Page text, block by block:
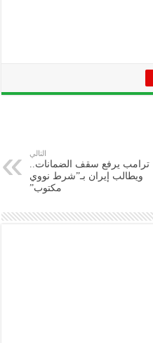
التالي
ترامب يرفع سقف الضمانات..
ويطالب إيران بـ”شرط نووي
مكتوب”